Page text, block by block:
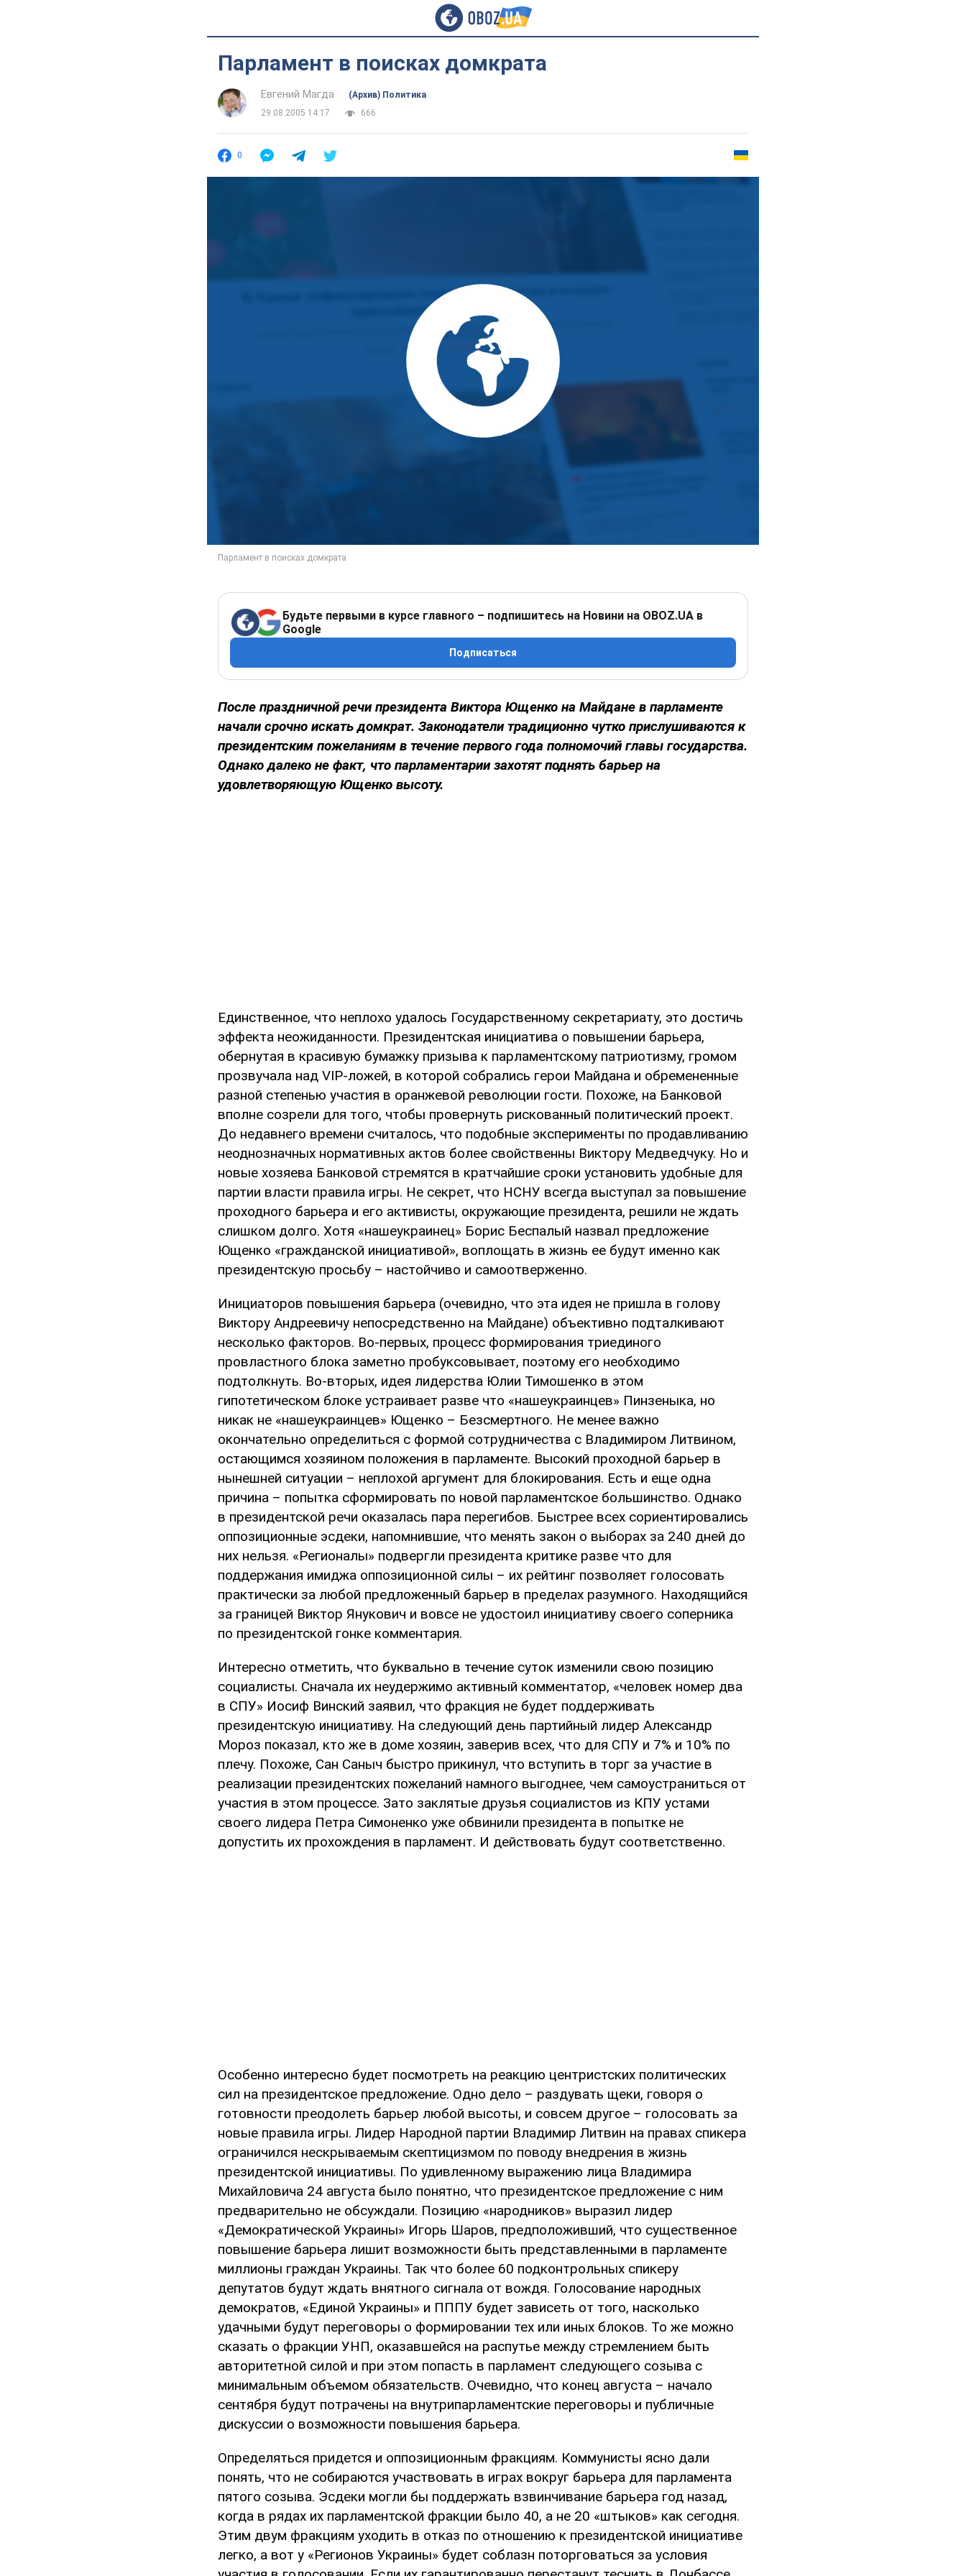
Парламент в поисках домкрата
Евгений Магда
(Архив) Политика
29.08.2005 14:17
666
0
Будьте первыми в курсе главного – подпишитесь на Новини на OBOZ.UA в
Google
Подписаться
После праздничной речи президента Виктора Ющенко на Майдане в парламенте
начали срочно искать домкрат. Законодатели традиционно чутко прислушиваются к
президентским пожеланиям в течение первого года полномочий главы государства.
Однако далеко не факт, что парламентарии захотят поднять барьер на
удовлетворяющую Ющенко высоту.
Единственное, что неплохо удалось Государственному секретариату, это достичь
эффекта неожиданности. Президентская инициатива о повышении барьера,
обернутая в красивую бумажку призыва к парламентскому патриотизму, громом
прозвучала над VIP-ложей, в которой собрались герои Майдана и обремененные
разной степенью участия в оранжевой революции гости. Похоже, на Банковой
вполне созрели для того, чтобы провернуть рискованный политический проект.
До недавнего времени считалось, что подобные эксперименты по продавливанию
неоднозначных нормативных актов более свойственны Виктору Медведчуку. Но и
новые хозяева Банковой стремятся в кратчайшие сроки установить удобные для
партии власти правила игры. Не секрет, что НСНУ всегда выступал за повышение
проходного барьера и его активисты, окружающие президента, решили не ждать
слишком долго. Хотя «нашеукраинец» Борис Беспалый назвал предложение
Ющенко «гражданской инициативой», воплощать в жизнь ее будут именно как
президентскую просьбу – настойчиво и самоотверженно.
Инициаторов повышения барьера (очевидно, что эта идея не пришла в голову
Виктору Андреевичу непосредственно на Майдане) объективно подталкивают
несколько факторов. Во-первых, процесс формирования триединого
провластного блока заметно пробуксовывает, поэтому его необходимо
подтолкнуть. Во-вторых, идея лидерства Юлии Тимошенко в этом
гипотетическом блоке устраивает разве что «нашеукраинцев» Пинзеныка, но
никак не «нашеукраинцев» Ющенко – Безсмертного. Не менее важно
окончательно определиться с формой сотрудничества с Владимиром Литвином,
остающимся хозяином положения в парламенте. Высокий проходной барьер в
нынешней ситуации – неплохой аргумент для блокирования. Есть и еще одна
причина – попытка сформировать по новой парламентское большинство. Однако
в президентской речи оказалась пара перегибов. Быстрее всех сориентировались
оппозиционные эсдеки, напомнившие, что менять закон о выборах за 240 дней до
них нельзя. «Регионалы» подвергли президента критике разве что для
поддержания имиджа оппозиционной силы – их рейтинг позволяет голосовать
практически за любой предложенный барьер в пределах разумного. Находящийся
за границей Виктор Янукович и вовсе не удостоил инициативу своего соперника
по президентской гонке комментария.
Интересно отметить, что буквально в течение суток изменили свою позицию
социалисты. Сначала их неудержимо активный комментатор, «человек номер два
в СПУ» Иосиф Винский заявил, что фракция не будет поддерживать
президентскую инициативу. На следующий день партийный лидер Александр
Мороз показал, кто же в доме хозяин, заверив всех, что для СПУ и 7% и 10% по
плечу. Похоже, Сан Саныч быстро прикинул, что вступить в торг за участие в
реализации президентских пожеланий намного выгоднее, чем самоустраниться от
участия в этом процессе. Зато заклятые друзья социалистов из КПУ устами
своего лидера Петра Симоненко уже обвинили президента в попытке не
допустить их прохождения в парламент. И действовать будут соответственно.
Особенно интересно будет посмотреть на реакцию центристских политических
сил на президентское предложение. Одно дело – раздувать щеки, говоря о
готовности преодолеть барьер любой высоты, и совсем другое – голосовать за
новые правила игры. Лидер Народной партии Владимир Литвин на правах спикера
ограничился нескрываемым скептицизмом по поводу внедрения в жизнь
президентской инициативы. По удивленному выражению лица Владимира
Михайловича 24 августа было понятно, что президентское предложение с ним
предварительно не обсуждали. Позицию «народников» выразил лидер
«Демократической Украины» Игорь Шаров, предположивший, что существенное
повышение барьера лишит возможности быть представленными в парламенте
миллионы граждан Украины. Так что более 60 подконтрольных спикеру
депутатов будут ждать внятного сигнала от вождя. Голосование народных
демократов, «Единой Украины» и ПППУ будет зависеть от того, насколько
удачными будут переговоры о формировании тех или иных блоков. То же можно
сказать о фракции УНП, оказавшейся на распутье между стремлением быть
авторитетной силой и при этом попасть в парламент следующего созыва с
минимальным объемом обязательств. Очевидно, что конец августа – начало
сентября будут потрачены на внутрипарламентские переговоры и публичные
дискуссии о возможности повышения барьера.
Определяться придется и оппозиционным фракциям. Коммунисты ясно дали
понять, что не собираются участвовать в играх вокруг барьера для парламента
пятого созыва. Эсдеки могли бы поддержать взвинчивание барьера год назад,
когда в рядах их парламентской фракции было 40, а не 20 «штыков» как сегодня.
Этим двум фракциям уходить в отказ по отношению к президентской инициативе
легко, а вот у «Регионов Украины» будет соблазн поторговаться за условия